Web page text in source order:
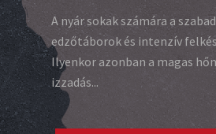
A nyár sokak számára a
edzőtáborok és intenzív
Ilyenkor azonban a magas
izzadás...